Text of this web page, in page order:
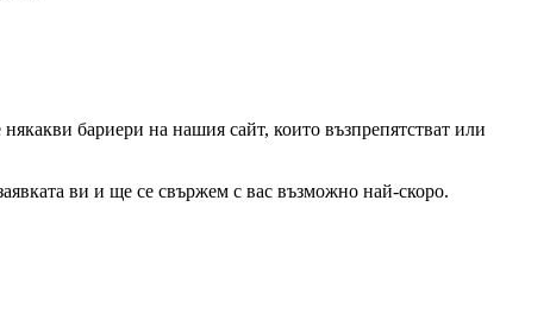
бариери на нашия сайт, които възпрепятстват или
ви и ще се свържем с вас възможно най-скоро.